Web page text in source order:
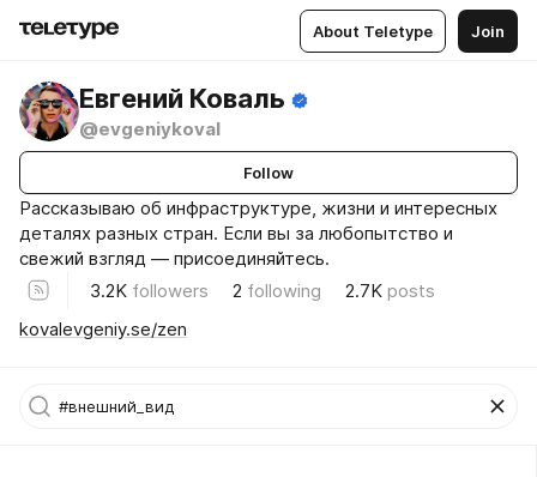
About Teletype Join
Евгений Коваль
@evgeniykoval
Follow
Рассказываю об инфраструктуре, жизни и интересных
деталях разных стран. Если вы за любопытство и
свежий взгляд — присоединяйтесь.
3.2K followers 2 following 2.7K posts
kovalevgeniy.se/zen